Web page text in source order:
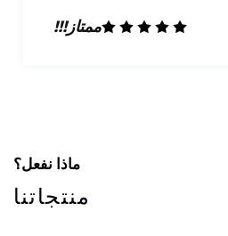
ممتاز!!!
ماذا نفعل؟
منتجاتنا